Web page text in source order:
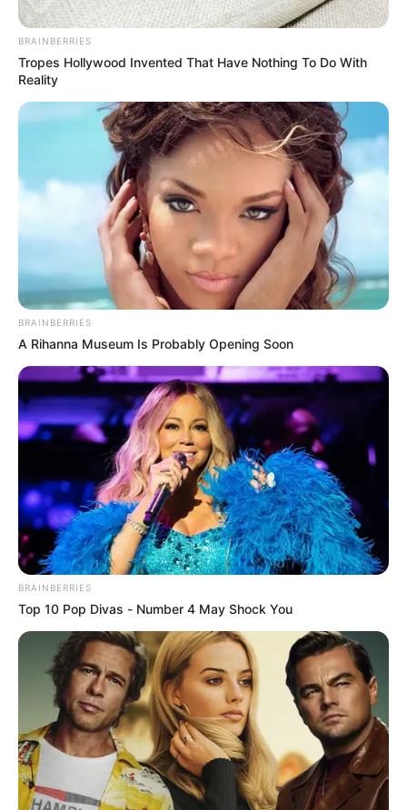
ENTREGA DE OBRAS
Comunidades indígenas en
Natagaima, Tolima, están 'estrenosos':
vías les facilitan la vida
COTA, CUNDINAMARCA
Cundinamarca pone fecha
al arreglo de la variante de
alternos por siete meses
CAMBIOS VIALES
Confirman cierres de la vía
al Llano y habilitan rutas
especiales para completar
el viaje
PUENTE
el sur del Tolima:
campesinos podrán sacar
las cosechas más fácil
URABÁ
Avanzan obras de puentes
San Juan y Mulatos; ya
hay fecha en la que
abrirían el paso
BRAINBERRIES
Tropes Hollywood Invented That Have Nothing To Do With
Reality
BRAINBERRIES
A Rihanna Museum Is Probably Opening Soon
BRAINBERRIES
Top 10 Pop Divas - Number 4 May Shock You